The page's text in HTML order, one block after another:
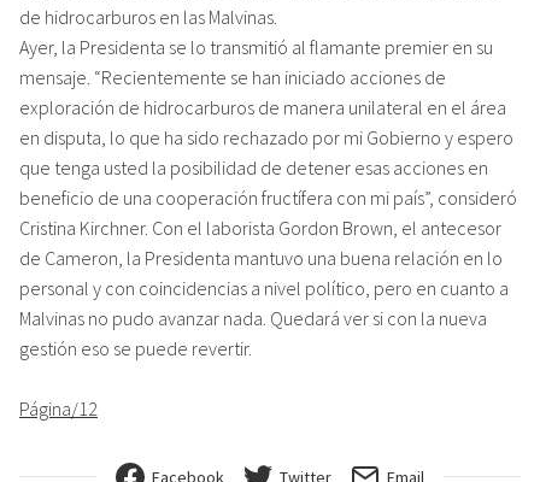
de hidrocarburos en las Malvinas.
Ayer, la Presidenta se lo transmitió al flamante premier en su
mensaje. “Recientemente se han iniciado acciones de
exploración de hidrocarburos de manera unilateral en el área
en disputa, lo que ha sido rechazado por mi Gobierno y espero
que tenga usted la posibilidad de detener esas acciones en
beneficio de una cooperación fructífera con mi país”, consideró
Cristina Kirchner. Con el laborista Gordon Brown, el antecesor
de Cameron, la Presidenta mantuvo una buena relación en lo
personal y con coincidencias a nivel político, pero en cuanto a
Malvinas no pudo avanzar nada. Quedará ver si con la nueva
gestión eso se puede revertir.
Página/12
Facebook Twitter Email